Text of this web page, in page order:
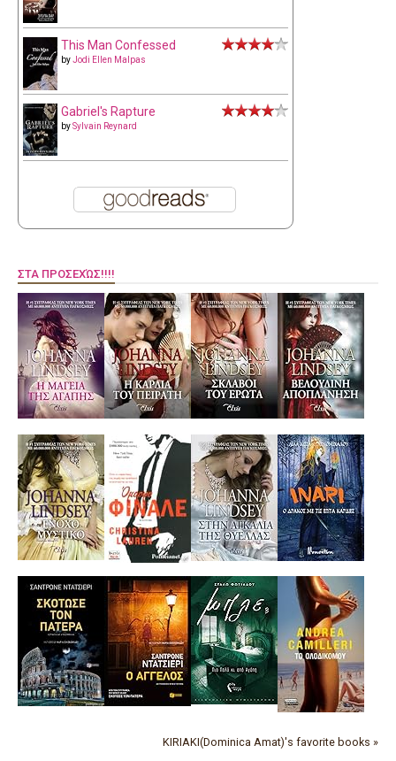
This Man Confessed
byJodi Ellen Malpas
Gabriel's Rapture
bySylvain Reynard
ΣΤΑ ΠΡΟΣΕΧΏΣ!!!!
KIRIAKI(Dominica Amat)'s favorite books »